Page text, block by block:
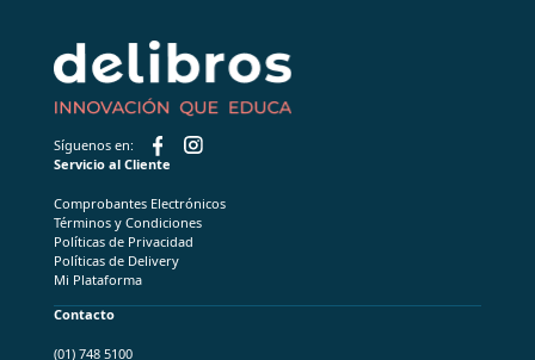
Síguenos en:
Servicio al Cliente
Comprobantes Electrónicos
Términos y Condiciones
Políticas de Privacidad
Políticas de Delivery
Mi Plataforma
Contacto
(01) 748 5100